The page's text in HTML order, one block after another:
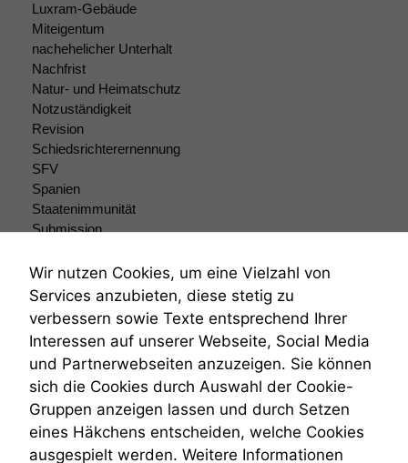
Luxram-Gebäude
Miteigentum
nachehelicher Unterhalt
Nachfrist
Natur- und Heimatschutz
Notzuständigkeit
Revision
Schiedsrichterernennung
SFV
Spanien
Staatenimmunität
Submission
Teilungsklage
Venezuela
VRK
Wiederherstellungsanordnung
Zivilprozessordnung
ZPO
Zustellfiktion
Zuständigkeit
Öffentliches Personalrecht
Öffentlichkeitsprinzip
Wir nutzen Cookies, um eine Vielzahl von
Services anzubieten, diese stetig zu
verbessern sowie Texte entsprechend Ihrer
Interessen auf unserer Webseite, Social Media
und Partnerwebseiten anzuzeigen. Sie können
sich die Cookies durch Auswahl der Cookie-
Gruppen anzeigen lassen und durch Setzen
eines Häkchens entscheiden, welche Cookies
ausgespielt werden. Weitere Informationen
Marketing
Wir speichern
anonyme Daten ab,
um interne
marketingtechnische
Auswertungen
durchführen zu
können. Diese helfen
uns, unsere Website